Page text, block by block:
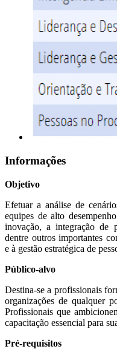
Informações
Objetivo
Efetuar a análise de
equipes de alto
inovação, a integração de
dentre outros importantes
e à gestão estratégica de
Público-alvo
Destina-se a profissionais
organizações de qualquer
Profissionais que
capacitação essencial para
Pré-requisitos